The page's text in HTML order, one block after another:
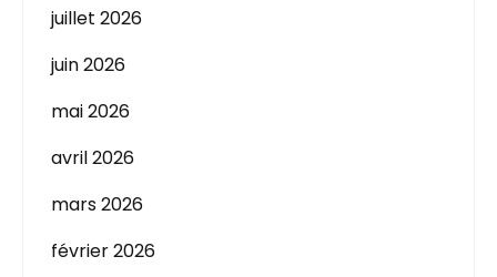
juillet 2026
juin 2026
mai 2026
avril 2026
mars 2026
février 2026